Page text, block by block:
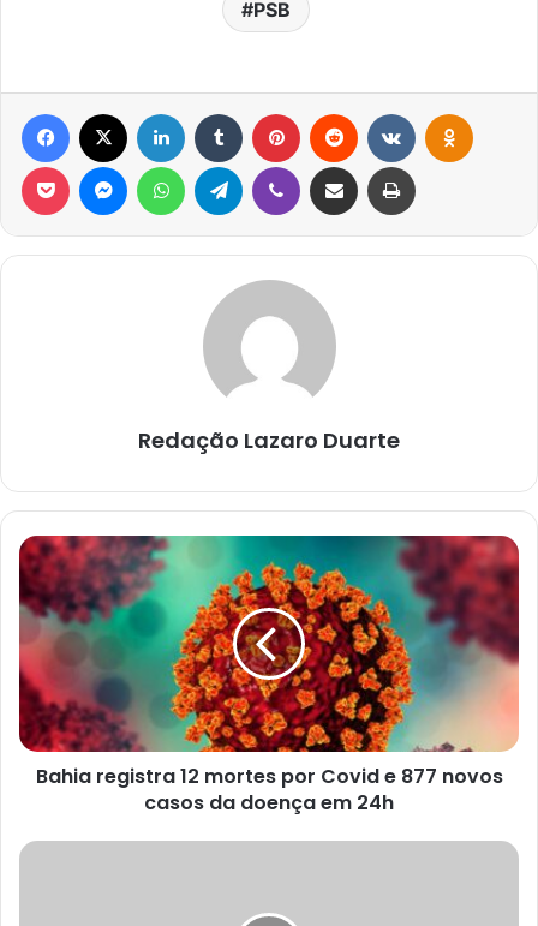
PSB
Facebook Linkedin Tumblr Pinterest Reddit
Pocket MessengerWhatsAppTelegram Viber Compartilhar via e-mail Imprimir
Redação Lazaro Duarte
Bahia
registra
12
mortes
por
Covid
e
877 novos
casos
24h
Bahia registra 12 mortes por Covid e 877 novos
casos da doença em 24h
VOCÊ